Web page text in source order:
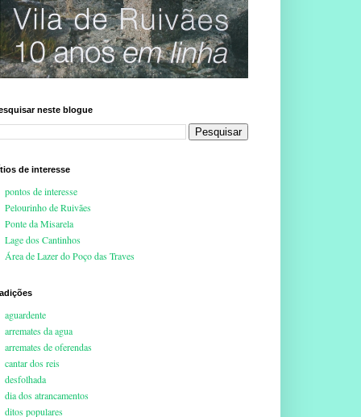
neste blogue
de interesse
pontos de interesse
Pelourinho de Ruivães
Ponte da Misarela
Lage dos Cantinhos
Área de Lazer do Poço das Traves
aguardente
arremates da agua
arremates de oferendas
cantar dos reis
desfolhada
dia dos atrancamentos
ditos populares